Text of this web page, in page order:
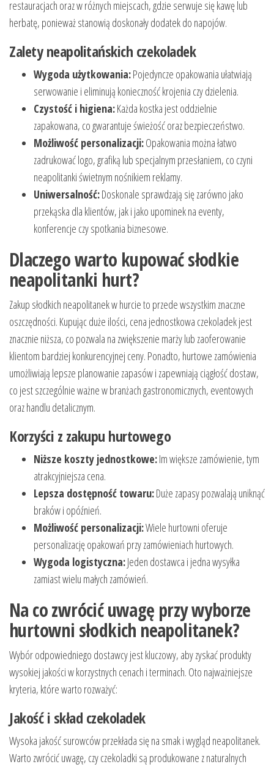
restauracjach oraz w różnych miejscach, gdzie serwuje się kawę lub
herbatę, ponieważ stanowią doskonały dodatek do napojów.
Zalety neapolitańskich czekoladek
Wygoda użytkowania:Pojedyncze opakowania ułatwiają
serwowanie i eliminują konieczność krojenia czy dzielenia.
Czystość i higiena:Każda kostka jest oddzielnie
zapakowana, co gwarantuje świeżość oraz bezpieczeństwo.
Możliwość personalizacji:Opakowania można łatwo
zadrukować logo, grafiką lub specjalnym przesłaniem, co czyni
neapolitanki świetnym nośnikiem reklamy.
Uniwersalność:Doskonale sprawdzają się zarówno jako
przekąska dla klientów, jak i jako upominek na eventy,
konferencje czy spotkania biznesowe.
Dlaczego warto kupować słodkie
neapolitanki hurt?
Zakup słodkich neapolitanek w hurcie to przede wszystkim znaczne
oszczędności. Kupując duże ilości, cena jednostkowa czekoladek jest
znacznie niższa, co pozwala na zwiększenie marży lub zaoferowanie
klientom bardziej konkurencyjnej ceny. Ponadto, hurtowe zamówienia
umożliwiają lepsze planowanie zapasów i zapewniają ciągłość dostaw,
co jest szczególnie ważne w branżach gastronomicznych, eventowych
oraz handlu detalicznym.
Korzyści z zakupu hurtowego
Niższe koszty jednostkowe:Im większe zamówienie, tym
atrakcyjniejsza cena.
Lepsza dostępność towaru:Duże zapasy pozwalają uniknąć
braków i opóźnień.
Możliwość personalizacji:Wiele hurtowni oferuje
personalizację opakowań przy zamówieniach hurtowych.
Wygoda logistyczna:Jeden dostawca i jedna wysyłka
zamiast wielu małych zamówień.
Na co zwrócić uwagę przy wyborze
hurtowni słodkich neapolitanek?
Wybór odpowiedniego dostawcy jest kluczowy, aby zyskać produkty
wysokiej jakości w korzystnych cenach i terminach. Oto najważniejsze
kryteria, które warto rozważyć:
Jakość i skład czekoladek
Wysoka jakość surowców przekłada się na smak i wygląd neapolitanek.
Warto zwrócić uwagę, czy czekoladki są produkowane z naturalnych